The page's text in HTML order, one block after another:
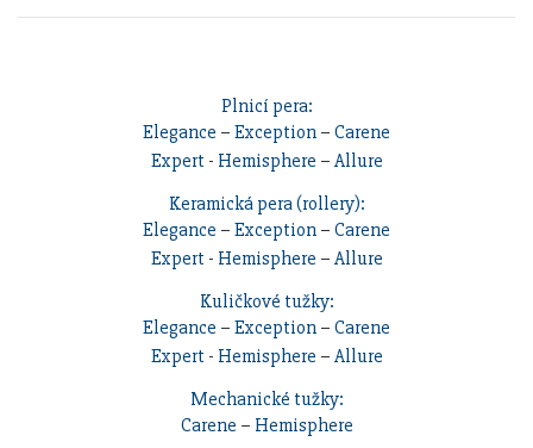
Plnicí pera:
Elegance – Exception – Carene
Expert - Hemisphere – Allure
Keramická pera (rollery):
Elegance – Exception – Carene
Expert - Hemisphere – Allure
Kuličkové tužky:
Elegance – Exception – Carene
Expert - Hemisphere – Allure
Mechanické tužky:
Carene – Hemisphere